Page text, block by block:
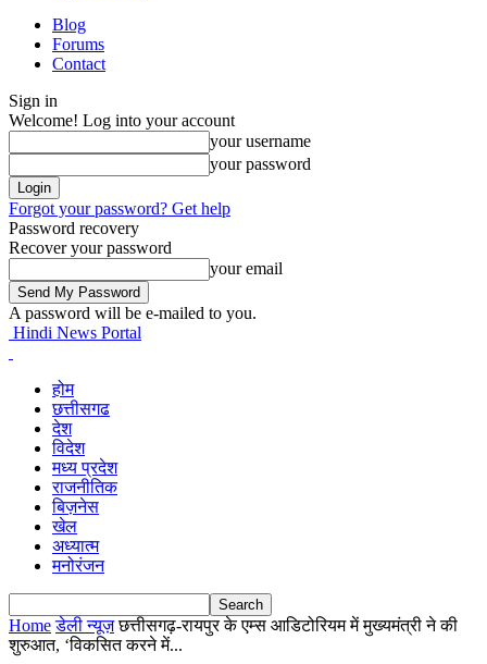
Blog
Forums
Contact
Sign in
Welcome! Log into your account
your username
your password
Forgot your password? Get help
Password recovery
Recover your password
your email
A password will be e-mailed to you.
Hindi News Portal
होम
छत्तीसगढ
देश
विदेश
मध्य प्रदेश
राजनीतिक
बिज़नेस
खेल
अध्यात्म
मनोरंजन
Home डेली न्यूज़ छत्तीसगढ़-रायपुर के एम्स आडिटोरियम में मुख्यमंत्री ने की
शुरुआत, ‘विकसित करने में...